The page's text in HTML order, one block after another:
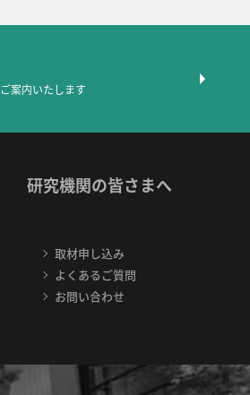
ご案内いたします
研究機関の皆さまへ
取材申し込み
よくあるご質問
お問い合わせ